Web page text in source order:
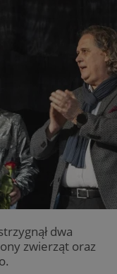
dwa
zwierząt oraz